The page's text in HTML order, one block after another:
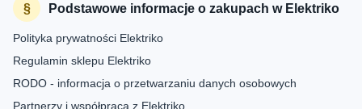
Podstawowe informacje o zakupach w Elektriko
Polityka prywatności Elektriko
Regulamin sklepu Elektriko
RODO - informacja o przetwarzaniu danych osobowych
Partnerzy i współpraca z Elektriko